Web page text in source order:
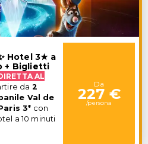
Hotel 3★ a
+ Biglietti
AL
da 2
Val de
3* con
a 10 minuti
Da
227 €
/persona